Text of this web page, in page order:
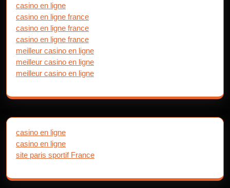
casino en ligne
casino en ligne france
casino en ligne france
casino en ligne france
meilleur casino en ligne
meilleur casino en ligne
meilleur casino en ligne
casino en ligne
casino en ligne
site paris sportif France